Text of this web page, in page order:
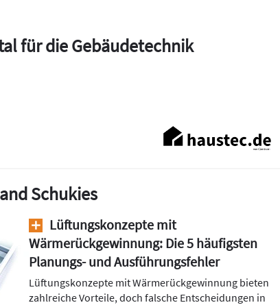
für die Gebäudetechnik
Schukies
Lüftungskonzepte mit
Wärmerückgewinnung: Die 5 häufigsten
Planungs- und Ausführungsfehler
Lüftungskonzepte mit Wärmerückgewinnung bieten
zahlreiche Vorteile, doch falsche Entscheidungen in